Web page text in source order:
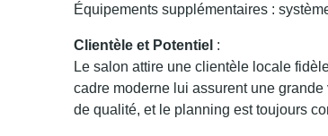
Équipements supplémentaires :
Clientèle et Potentiel :
Le salon attire une clientèle locale
cadre moderne lui assurent une
de qualité, et le planning est toujours